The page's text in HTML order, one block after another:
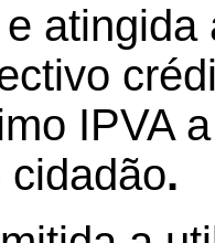
e
IPVA
cidadão.